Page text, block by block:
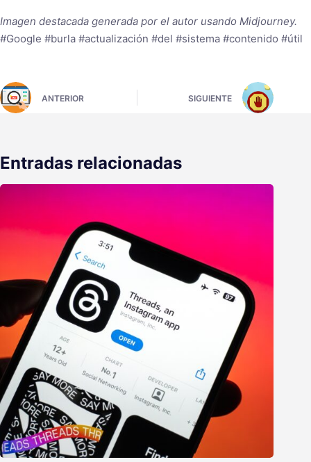
Imagen destacada generada por el autor usando Midjourney.
#Google #burla #actualización #del #sistema #contenido #útil
ANTERIOR SIGUIENTE
Entradas relacionadas